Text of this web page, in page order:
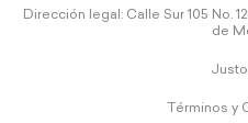
Dirección legal: Calle Sur 105 No.
de
Justo
Términos y